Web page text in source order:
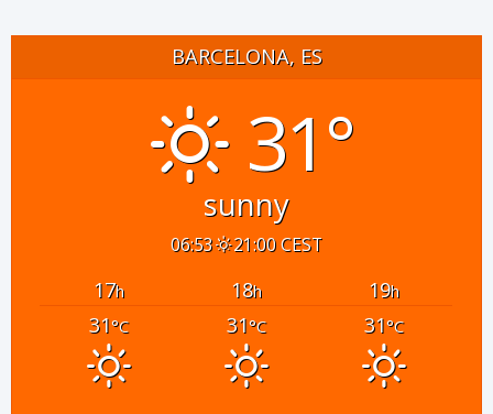
BARCELONA, ES
31°
sunny
06:53 21:00 CEST
17h 18h 19h
31°C 31°C 31°C